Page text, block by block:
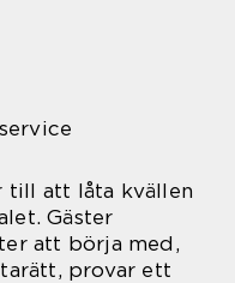
till att låta kvällen
Gäster
att börja med,
provar ett